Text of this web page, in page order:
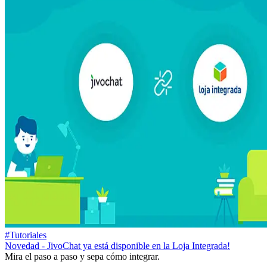
#Tutoriales
Novedad - JivoChat ya está disponible en la Loja Integrada!
Mira el paso a paso y sepa cómo integrar.